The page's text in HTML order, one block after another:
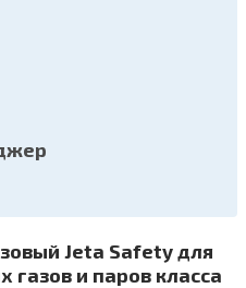
Jeta Safety для
газов и паров класса